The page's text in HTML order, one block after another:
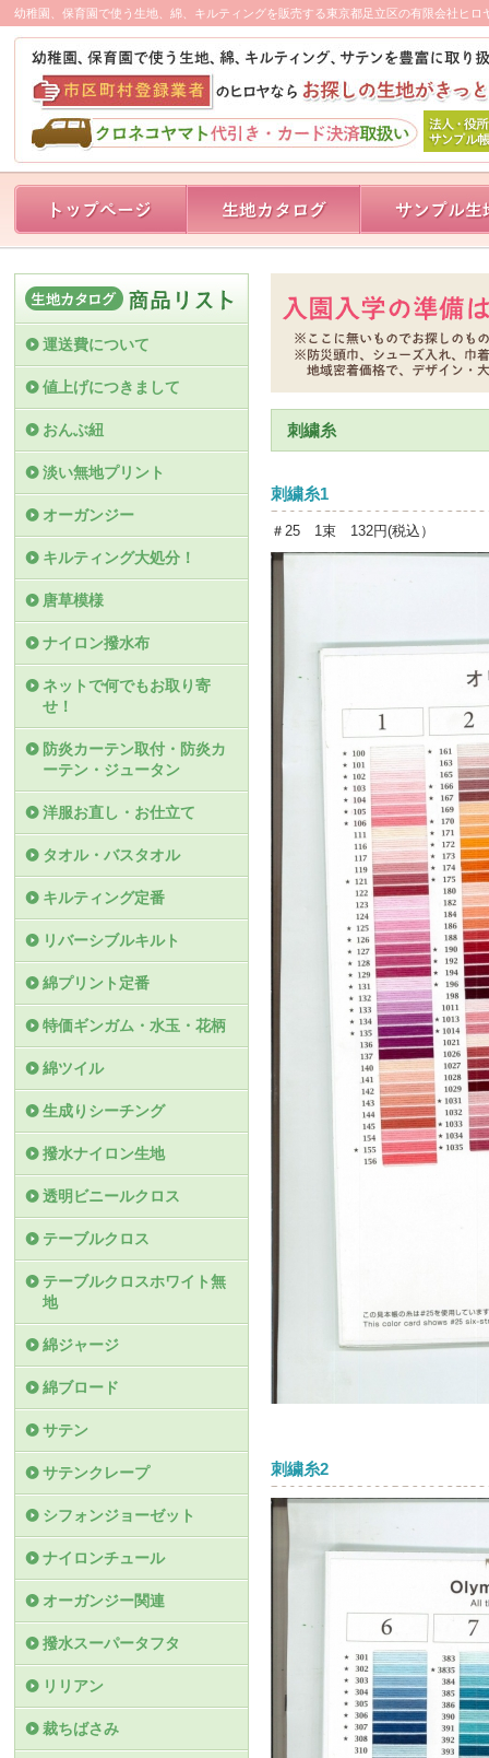
幼稚園、保育園で使う生地、綿、キルティングを販売する東京都足立区の有限会社ヒ
刺繍糸
刺繍糸1
＃25 1束 132円(税込）
刺繍糸2
運送費について
値上げにつきまして
おんぶ紐
淡い無地プリント
オーガンジー
キルティング大処分！
唐草模様
ナイロン撥水布
ネットで何でもお取り寄
せ！
防炎カーテン取付・防炎カ
ーテン・ジュータン
洋服お直し・お仕立て
タオル・バスタオル
キルティング定番
リバーシブルキルト
綿プリント定番
特価ギンガム・水玉・花柄
綿ツイル
生成りシーチング
撥水ナイロン生地
透明ビニールクロス
テーブルクロス
テーブルクロスホワイト無
地
綿ジャージ
綿ブロード
サテン
サテンクレープ
シフォンジョーゼット
ナイロンチュール
オーガンジー関連
撥水スーパータフタ
リリアン
裁ちばさみ